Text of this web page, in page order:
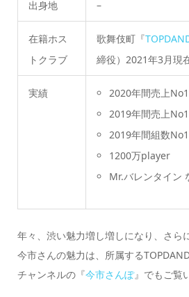
出身地 –
在籍ホス
トクラブ
歌舞伎町『
締役）2021年3月現
実績
2020年間売上No1
2019年間売上No1
2019年間組数No1
1200万player
Mr.バレンタイン
年々、渋い魅力増し増しになり、さら
今市さんの魅力は、所属する
チャンネルの『今市さんぽ』でもご覧